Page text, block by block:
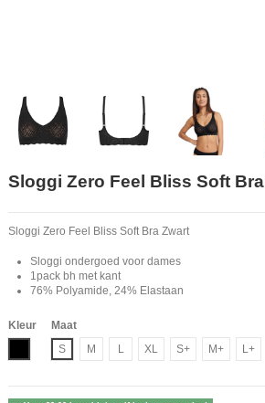
Sloggi Zero Feel Bliss Soft
Sloggi Zero Feel Bliss Soft Bra Zwart
Sloggi ondergoed voor dames
1pack bh met kant
76% Polyamide, 24% Elastaan
Kleur
Maat
S
M L XL S+ M+ L+